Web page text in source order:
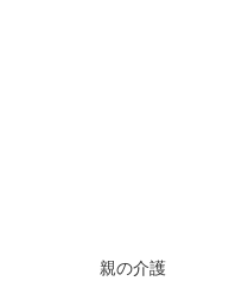
親の介護